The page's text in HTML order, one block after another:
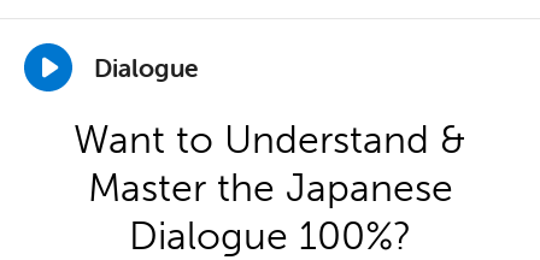
Dialogue
Want to Understand &
Master the Japanese
Dialogue 100%?